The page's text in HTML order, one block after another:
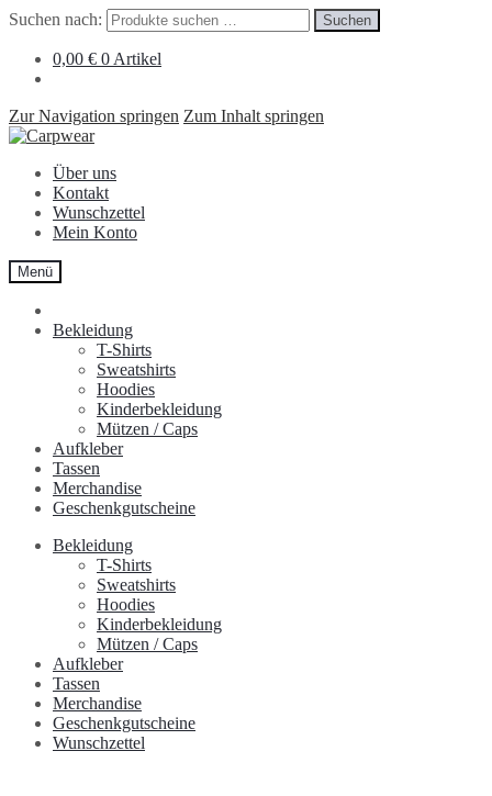
Suchen nach: Suchen
0,00 € 0 Artikel
Zur Navigation springen Zum Inhalt springen
Über uns
Kontakt
Wunschzettel
Mein Konto
Menü
Bekleidung
T-Shirts
Sweatshirts
Hoodies
Kinderbekleidung
Mützen / Caps
Aufkleber
Tassen
Merchandise
Geschenkgutscheine
Bekleidung
T-Shirts
Sweatshirts
Hoodies
Kinderbekleidung
Mützen / Caps
Aufkleber
Tassen
Merchandise
Geschenkgutscheine
Wunschzettel